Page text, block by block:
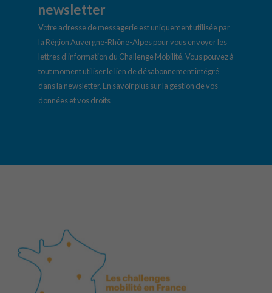
newsletter
Votre adresse de messagerie est uniquement utilisée par
la Région Auvergne-Rhône-Alpes pour vous envoyer les
lettres d’information du Challenge Mobilité. Vous pouvez à
tout moment utiliser le lien de désabonnement intégré
dans la newsletter. En savoir plus sur la gestion de vos
données et vos droits